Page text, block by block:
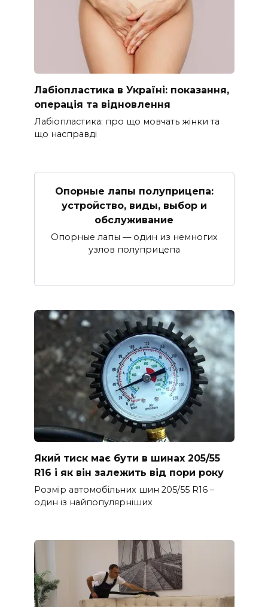
Лабіопластика в Україні: показання,
операція та відновлення
Лабіопластика: про що мовчать жінки та
що насправді
Опорные лапы полуприцепа:
устройство, виды, выбор и
обслуживание
Опорные лапы — один из немногих
узлов полуприцепа
Який тиск має бути в шинах 205/55
R16 і як він залежить від пори року
Розмір автомобільних шин 205/55 R16 –
один із найпопулярніших